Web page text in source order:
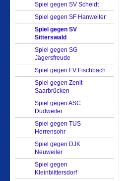
Spiel gegen SV Scheidt
Spiel gegen SF Hanweiler
Spiel gegen SV
Sitterswald
Spiel gegen SG
Jägersfreude
Spiel gegen FV Fischbach
Spiel gegen Zenit
Saarbrücken
Spiel gegen ASC
Dudweiler
Spiel gegen TUS
Herrensohr
Spiel gegen DJK
Neuweiler
Spiel gegen
Kleinblittersdorf